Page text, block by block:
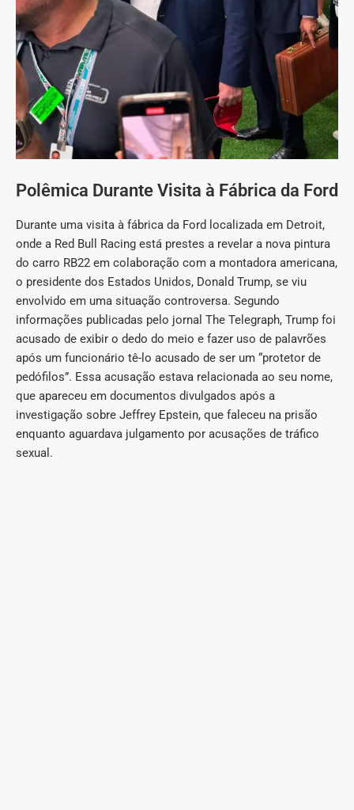
Polêmica Durante Visita à Fábrica da Ford
Durante uma visita à fábrica da Ford localizada em Detroit,
onde a Red Bull Racing está prestes a revelar a nova pintura
do carro RB22 em colaboração com a montadora americana,
o presidente dos Estados Unidos, Donald Trump, se viu
envolvido em uma situação controversa. Segundo
informações publicadas pelo jornal The Telegraph, Trump foi
acusado de exibir o dedo do meio e fazer uso de palavrões
após um funcionário tê-lo acusado de ser um “protetor de
pedófilos”. Essa acusação estava relacionada ao seu nome,
que apareceu em documentos divulgados após a
investigação sobre Jeffrey Epstein, que faleceu na prisão
enquanto aguardava julgamento por acusações de tráfico
sexual.